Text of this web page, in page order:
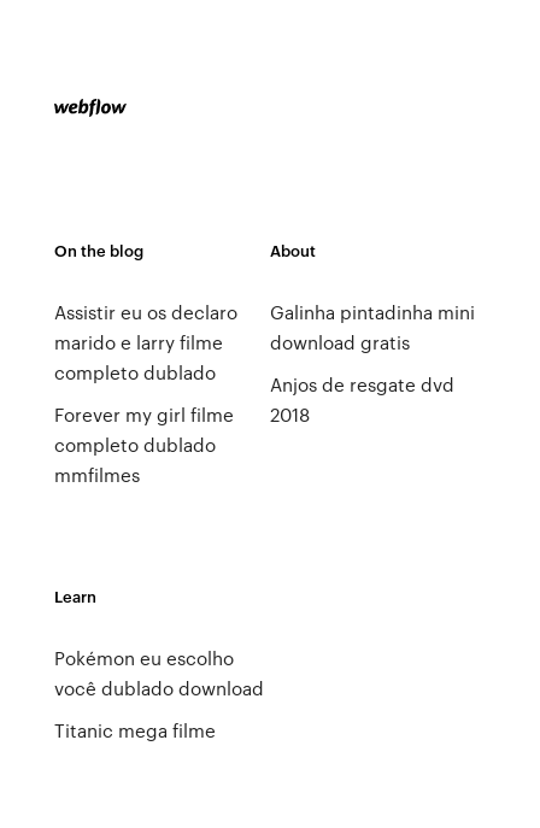
On the blog
Assistir eu os declaro
marido e larry filme
completo dublado
Forever my girl filme
completo dublado
mmfilmes
About
Galinha pintadinha mini
download gratis
Anjos de resgate dvd
2018
Learn
Pokémon eu escolho
você dublado download
Titanic mega filme